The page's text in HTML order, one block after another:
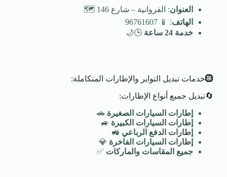
العنوان: الفروانية – شارع 146 🗺️
الهاتف: 📱 96761607
خدمة 24 ساعة
🕒🌙
🛞خدمات تبديل التواير والإطارات المتكاملة:
🔄تبديل جميع أنواع الإطارات:
إطارات السيارات الصغيرة 🚗
إطارات السيارات الكبيرة 🚙
إطارات الدفع الرباعي 🚜
إطارات السيارات الفاخرة 💎
جميع المقاسات والماركات ✅